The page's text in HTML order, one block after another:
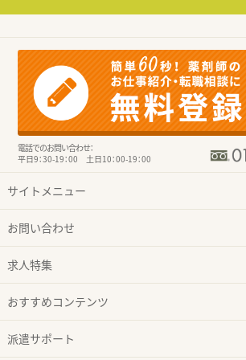
電話でのお問い合わせ：
平日9：30-19：00 土日10：00-19：00
サイトメニュー
お問い合わせ
求人特集
おすすめコンテンツ
派遣サポート